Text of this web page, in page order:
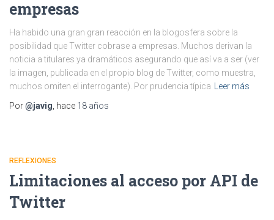
empresas
Ha habido una gran gran reacción en la blogosfera sobre la
posibilidad que Twitter cobrase a empresas. Muchos derivan la
noticia a titulares ya dramáticos asegurando que así va a ser (ver
la imagen, publicada en el propio blog de Twitter, como muestra,
muchos omiten el interrogante). Por prudencia típica
Leer más
Por@javig , hace 18 años
REFLEXIONES
Limitaciones al acceso por API de
Twitter